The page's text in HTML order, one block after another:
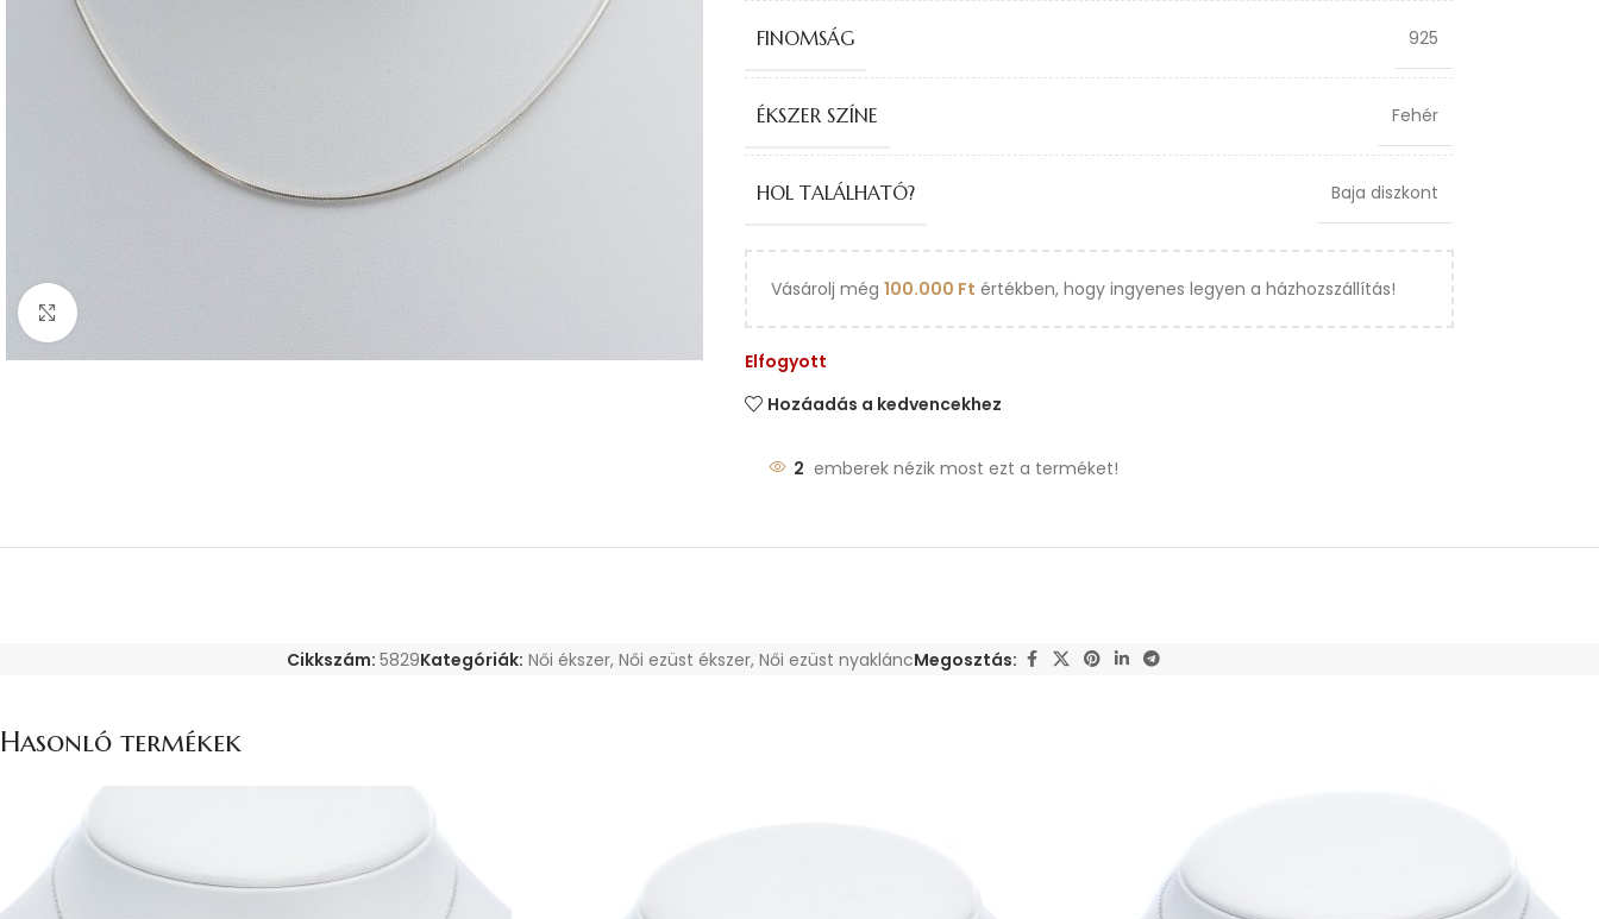
FINOMSÁG 925
ÉKSZER SZÍNE Fehér
HOL TALÁLHATÓ? Baja diszkont
Vásárolj még 100.000 Ft értékben, hogy ingyenes legyen a házhozszállítás!
Elfogyott
Hozáadás a kedvencekhez
2 emberek nézik most ezt a terméket!
Cikkszám: 5829Kategóriák: Női ékszer, Női ezüst ékszer, Női ezüst nyakláncMegosztás:
Hasonló termékek